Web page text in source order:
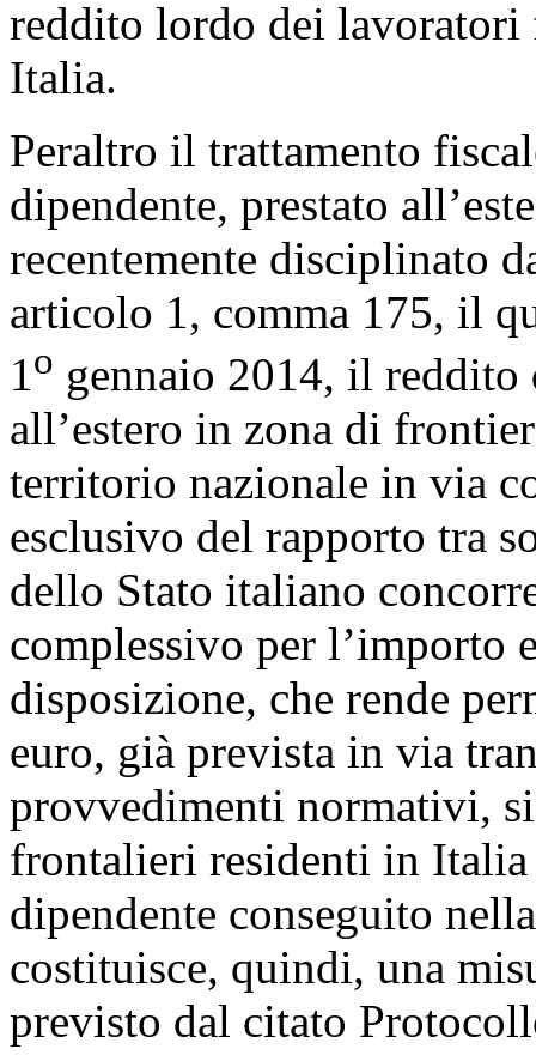
reddito lordo dei
Italia.
Peraltro il trattamento
dipendente, prestato
recentemente disciplinato
articolo 1, comma 175, il
1o gennaio 2014, il reddito
all’estero in zona di
territorio nazionale in via
esclusivo del rapporto tra
dello Stato italiano
complessivo per l’importo
disposizione, che rende
euro, già prevista in via
provvedimenti normativi,
frontalieri residenti in
dipendente conseguito
costituisce, quindi, una
previsto dal citato